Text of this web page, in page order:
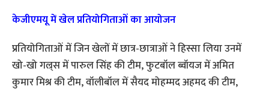
केजीएमयू में खेल प्रतियोगिताओं का आयोजन
प्रतियोगिताओं में जिन खेलों में छात्र-छात्राओं ने हिस्सा लिया उनमें
खो-खो गल्र्स में पारुल सिंह की टीम, फुटबॉल ब्वॉयज में अमित
कुमार मिश्र की टीम, वॉलीबॉल में सैयद मोहम्मद अहमद की टीम,